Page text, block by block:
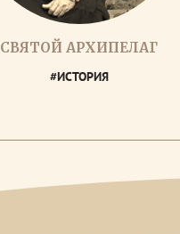
СВЯТОЙ АРХИПЕЛАГ
#ИСТОРИЯ